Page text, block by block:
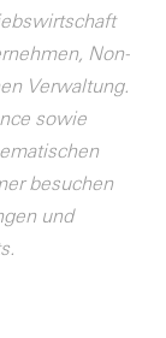
Non-
Verwaltung.
sowie
besuchen
und